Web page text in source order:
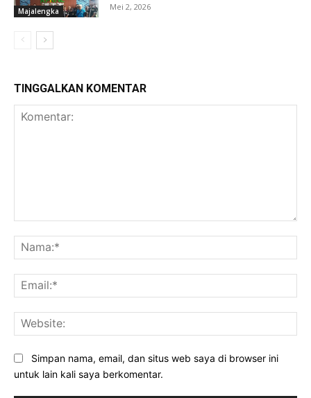
Majalengka Mei 2, 2026
TINGGALKAN KOMENTAR
Simpan nama, email, dan situs web saya di browser ini
untuk lain kali saya berkomentar.